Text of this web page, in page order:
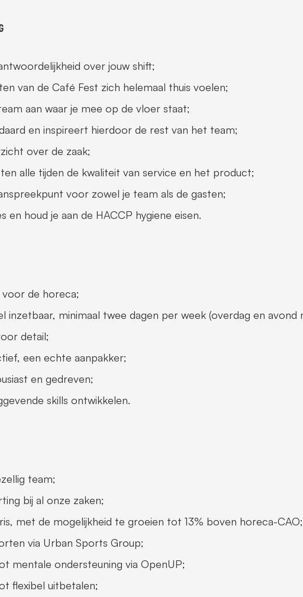
over jouw shift;
van de Café Fest zich helemaal thuis voelen;
aan waar je mee op de vloer staat;
en inspireert hierdoor de rest van het team;
over de zaak;
alle tijden de kwaliteit van service en het product;
voor zowel je team als de gasten;
en houd je aan de HACCP hygiene eisen.
de horeca;
inzetbaar, minimaal twee dagen per week (overdag en avond
detail;
een echte aanpakker;
en gedreven;
skills ontwikkelen.
team;
bij al onze zaken;
met de mogelijkheid te groeien tot 13% boven horeca-CAO;
via Urban Sports Group;
mentale ondersteuning via OpenUP;
flexibel uitbetalen;